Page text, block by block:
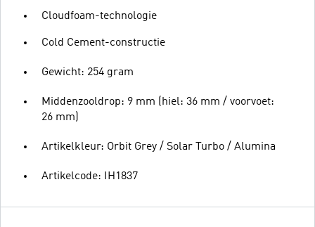
Cloudfoam-technologie
Cold Cement-constructie
Gewicht: 254 gram
Middenzooldrop: 9 mm (hiel: 36 mm / voorvoet:
26 mm)
Artikelkleur: Orbit Grey / Solar Turbo / Alumina
Artikelcode: IH1837